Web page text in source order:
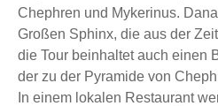
Chephren und Mykerinus.
Großen Sphinx, die aus der
die Tour beinhaltet auch einen
der zu der Pyramide von
In einem lokalen Restaurant